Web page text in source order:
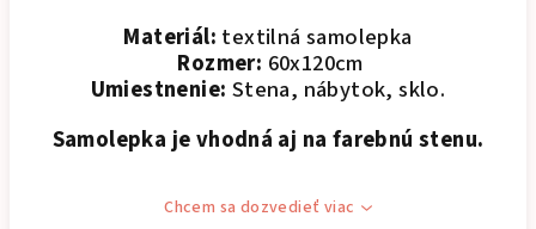
Materiál: textilná samolepka
Rozmer: 60x120cm
Umiestnenie: Stena, nábytok, sklo.
Samolepka je vhodná aj na farebnú stenu.
Chcem sa dozvedieť viac